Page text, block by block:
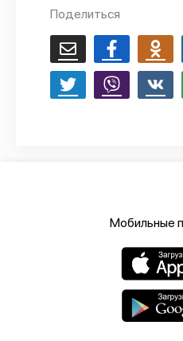
Политика
Поделиться
Мобильные